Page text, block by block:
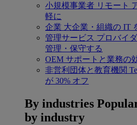
小規模事業者 リモート
軽に
企業 大企業・組織の IT
管理サービス プロバイ
管理・保守する
OEM サポートと業務の
非営利団体と教育機関
が 30% オフ
By industries
by industry